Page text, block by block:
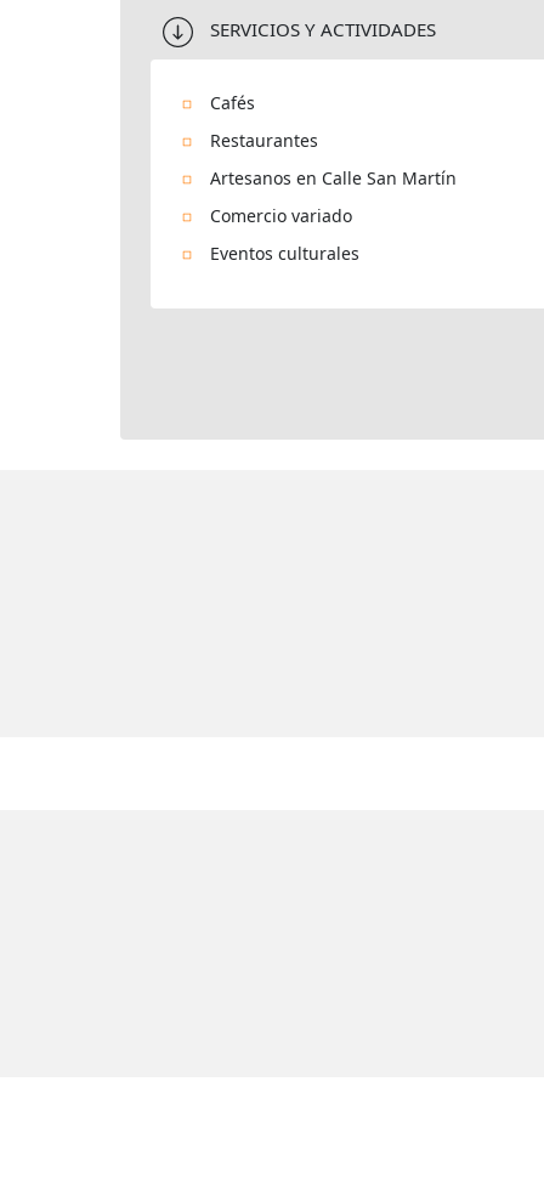
SERVICIOS Y ACTIVIDADES
Cafés
Restaurantes
Artesanos en Calle San Martín
Comercio variado
Eventos culturales